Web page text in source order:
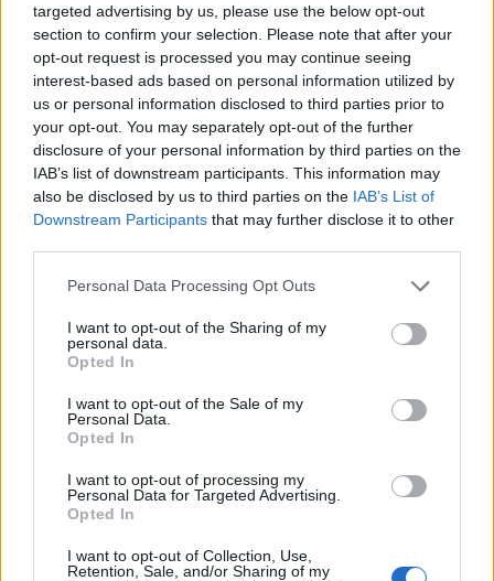
targeted advertising by us, please use the below opt-out
section to confirm your selection. Please note that after your
opt-out request is processed you may continue seeing
interest-based ads based on personal information utilized by
us or personal information disclosed to third parties prior to
your opt-out. You may separately opt-out of the further
disclosure of your personal information by third parties on the
IAB’s list of downstream participants. This information may
also be disclosed by us to third parties on the IAB’s List of
Downstream Participants that may further disclose it to other
Please note that this website/app uses one or more Google
not limited to your visit or usage behaviour. You may click to
grant or deny consent to Google and its third-party tags to
use your data for below specified purposes in below Google
consent section.
Personal Data Processing Opt Outs
I want to opt-out of the Sharing of my
personal data.
Opted In
I want to opt-out of the Sale of my
Personal Data.
Opted In
I want to opt-out of processing my
Personal Data for Targeted Advertising.
Opted In
I want to opt-out of Collection, Use,
Retention, Sale, and/or Sharing of my
Redakcja
Reklama
Kontakt
Urządzenia
TABLETY
WEARABLE
Recenzje
Porównania
Co kupić